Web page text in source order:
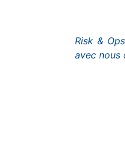
Risk &
avec nous